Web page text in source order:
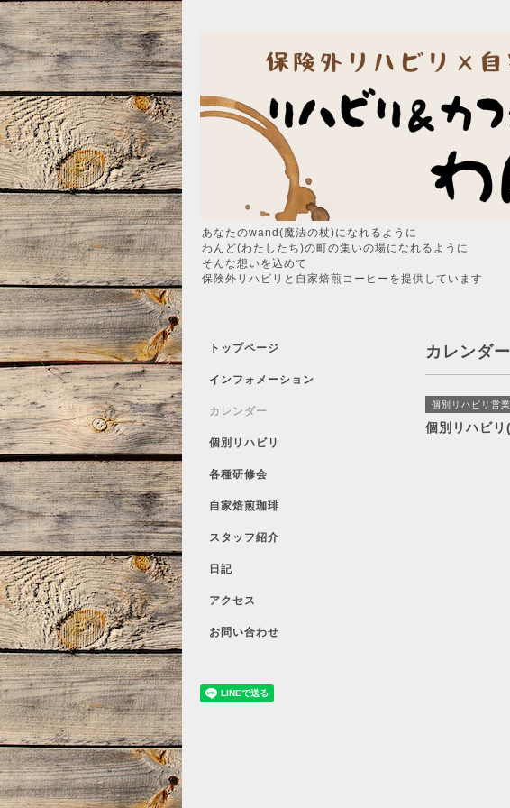
あなたのwand(魔法の杖)になれるように
わんど(わたしたち)の町の集いの場になれるように
そんな想いを込めて
保険外リハビリと自家焙煎コーヒーを提供しています
カレンダー
個別リハビリ営業
個別リハビ
トップページ
インフォメーション
カレンダー
個別リハビリ
各種研修会
自家焙煎珈琲
スタッフ紹介
日記
アクセス
お問い合わせ